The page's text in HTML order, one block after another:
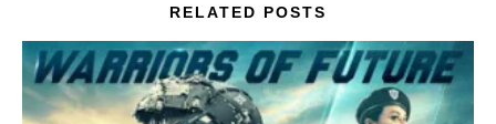
RELATED POSTS